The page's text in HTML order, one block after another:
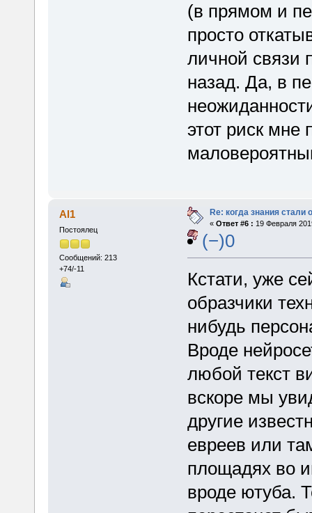
(в прямом и
просто
личной связи
назад. Да, в
этот риск мне
Al1
Постоялец
Сообщений: 213
+74/-11
Re: когда знания стали
« Ответ #6 : 19 Февраля
(−)0
Кстати, уже
образчики
нибудь
Вроде
любой текст
вскоре мы
другие
евреев или
площадях во
вроде ютуба.